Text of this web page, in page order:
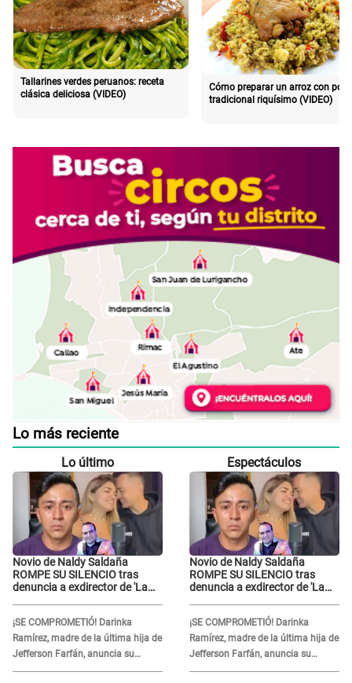
Tallarines verdes peruanos: receta
clásica deliciosa (VIDEO)
Cómo preparar un arroz con pollo
tradicional riquísimo (VIDEO)
Lo más reciente
Lo último
Novio de Naldy Saldaña
ROMPE SU SILENCIO tras
denuncia a exdirector de 'La
¡SE COMPROMETIÓ! Darinka
Ramírez, madre de la última hija de
Jefferson Farfán, anuncia su
compromiso: "Sí, para siempre"
Espectáculos
Novio de Naldy Saldaña
ROMPE SU SILENCIO tras
denuncia a exdirector de 'La
¡SE COMPROMETIÓ! Darinka
Ramírez, madre de la última hija de
Jefferson Farfán, anuncia su
compromiso: "Sí, para siempre"